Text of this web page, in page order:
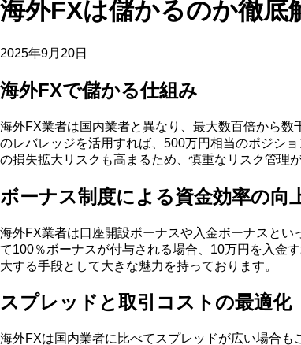
海外FXは儲かるのか徹底
2025年9月20日
海外FXで儲かる仕組み
海外FX業者は国内業者と異なり、最大数百倍から
のレバレッジを活用すれば、500万円相当のポジシ
の損失拡大リスクも高まるため、慎重なリスク管理
ボーナス制度による資金効率の向
海外FX業者は口座開設ボーナスや入金ボーナスと
て100％ボーナスが付与される場合、10万円を入金
大する手段として大きな魅力を持っております。
スプレッドと取引コストの最適化
海外FXは国内業者に比べてスプレッドが広い場合